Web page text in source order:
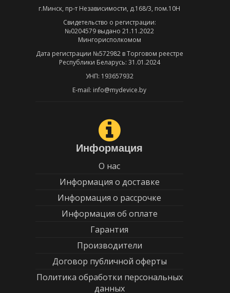
г.Минск, пр-т Независимости, д.168/3, пом.10Н
Свидетельство о регистрации:
№0204579 выдано 21.11.2022
Мингорисполкомом
Дата регистрации №572982 в Торговом реестре
Республики Беларусь: 31.01.2024
УНП: 193657932
E-mail: info@mydevice.by
Информация
О нас
Информация о доставке
Информация о рассрочке
Информация об оплате
Гарантия
Производители
Договор публичной оферты
Политика обработки персональных
данных